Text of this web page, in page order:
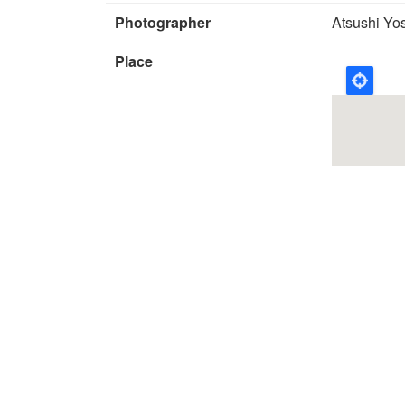
Photographer
Atsushi
Place